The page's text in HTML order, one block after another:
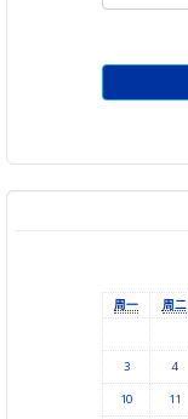
周一 周二
3 4
10 11